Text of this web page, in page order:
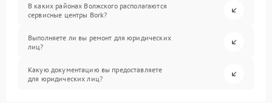
В каких районах Волжского располагаются
сервисные центры Bork?
Выполняете ли вы ремонт для юридических
лиц?
Какую документацию вы предоставляете
для юридических лиц?